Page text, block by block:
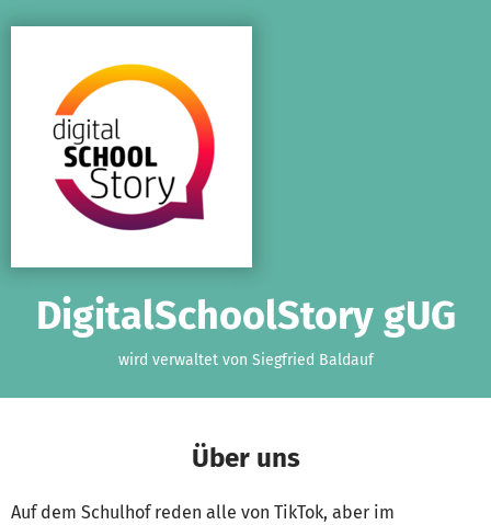
DigitalSchoolStory gUG
wird verwaltet von Siegfried Baldauf
Über uns
Auf dem Schulhof reden alle von TikTok, aber im